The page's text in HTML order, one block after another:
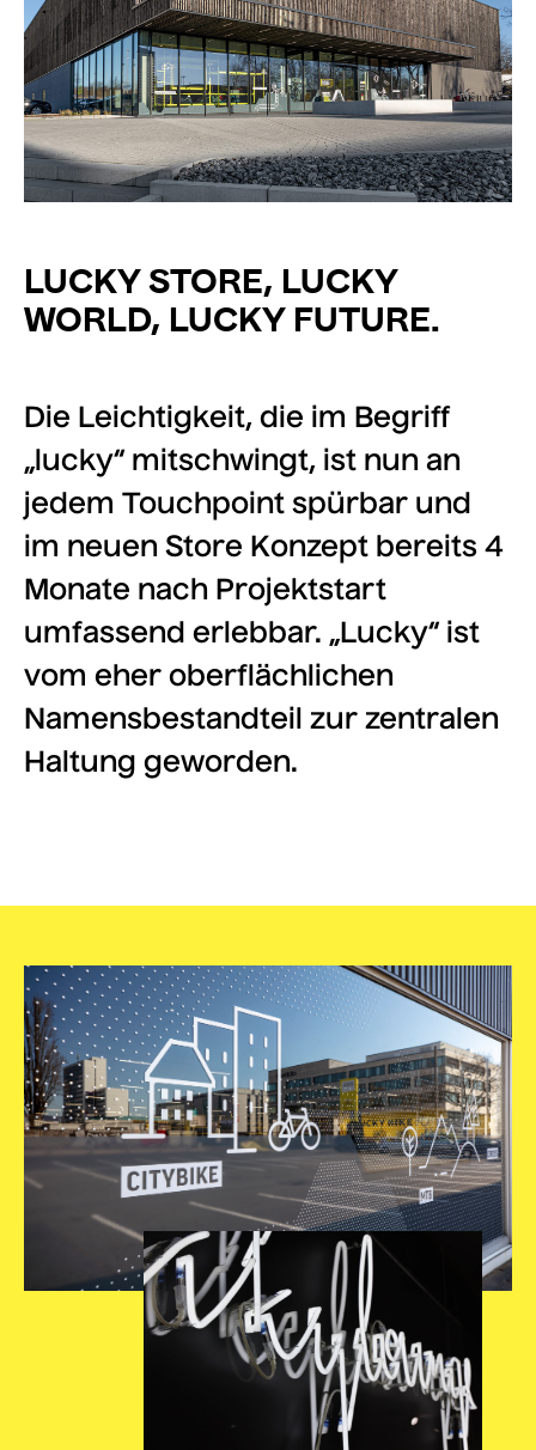
LUCKY STORE, LUCKY
WORLD, LUCKY FUTURE.
Die Leichtigkeit, die im Begriff
„lucky“ mitschwingt, ist nun an
jedem Touchpoint spürbar und
im neuen Store Konzept bereits 4
Monate nach Projektstart
umfassend erlebbar. „Lucky“ ist
vom eher oberflächlichen
Namensbestandteil zur zentralen
Haltung geworden.